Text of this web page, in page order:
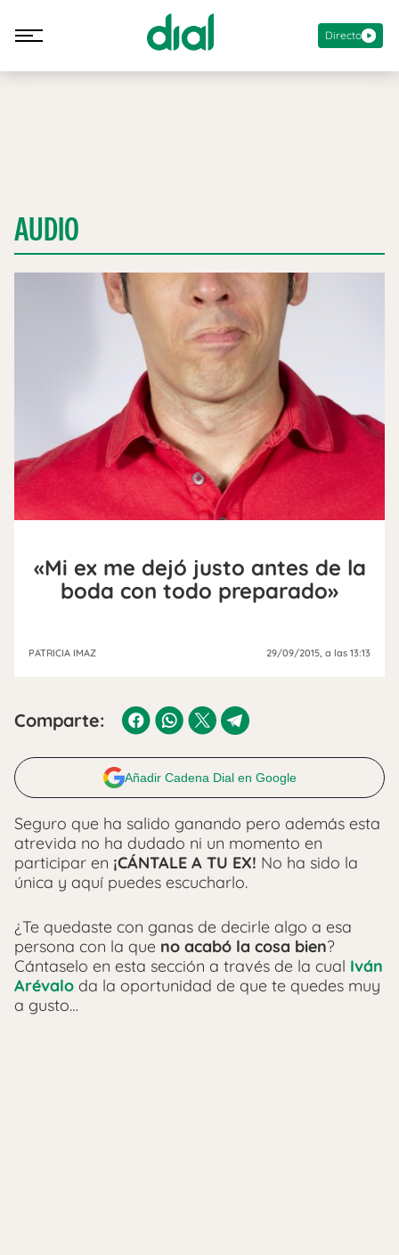
Directo
AUDIO
«Mi ex me dejó justo antes de la
boda con todo preparado»
PATRICIA IMAZ 29/09/2015 , a las 13:13
Comparte:
Añadir Cadena Dial en Google
Seguro que ha salido ganando pero además esta
atrevida no ha dudado ni un momento en
participar en ¡CÁNTALE A TU EX! No ha sido la
única y aquí puedes escucharlo.
¿Te quedaste con ganas de decirle algo a esa
persona con la que no acabó la cosa bien?
Cántaselo en esta sección a través de la cual Iván
Arévalo da la oportunidad de que te quedes muy
a gusto…